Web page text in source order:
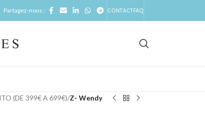
Partagez-nous : CONTACTFAQ
(DE 399€ A 699€)/Z- Wendy